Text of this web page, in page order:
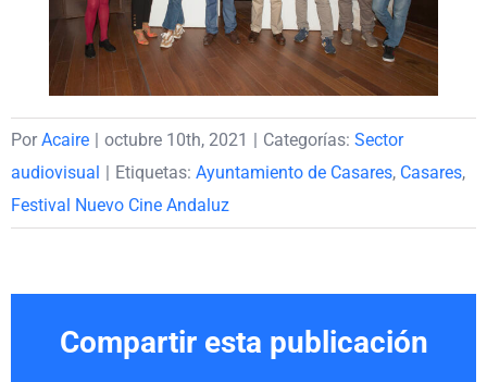
PorAcaire | octubre 10th, 2021 | Categorías: Sector
audiovisual | Etiquetas: Ayuntamiento de Casares, Casares,
Festival Nuevo Cine Andaluz
Compartir esta publicación